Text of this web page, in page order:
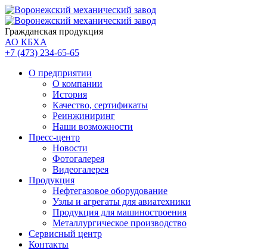
Гражданская продукция
АО КБХА
+7 (473) 234-65-65
О предприятии
О компании
История
Качество, сертификаты
Реинжиниринг
Наши возможности
Пресс-центр
Новости
Фотогалерея
Видеогалерея
Продукция
Нефтегазовое оборудование
Узлы и агрегаты для авиатехники
Продукция для машиностроения
Металлургическое производство
Сервисный центр
Контакты